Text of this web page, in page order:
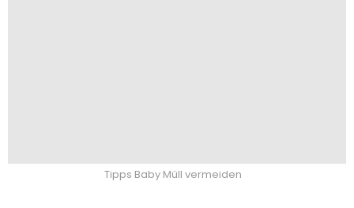
Tipps Baby Müll vermeiden